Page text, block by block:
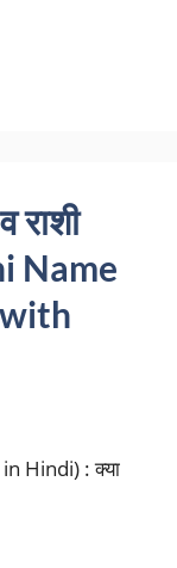
राशी
Name
in Hindi) : क्या